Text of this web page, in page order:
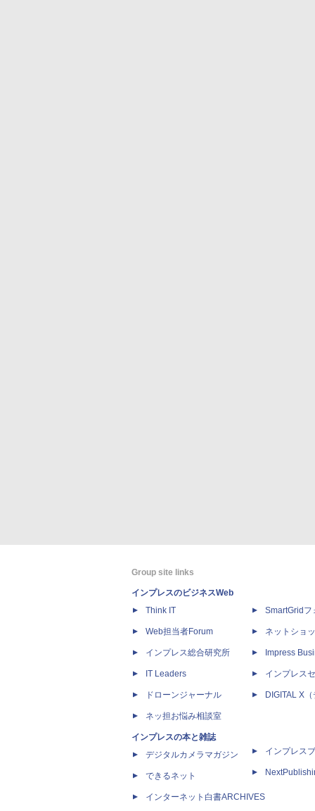
Group site links
インプレスのビジネスWeb
Think IT
Web担当者Forum
インプレス総合研究所
IT Leaders
ドローンジャーナル
ネッ担お悩み相談室
インプレスの本と雑誌
デジタルカメラマガジン
できるネット
インターネット白書ARCHIVES
SmartGridフ
ネットショ
Impress
インプレス
DIGITAL X
インプレス